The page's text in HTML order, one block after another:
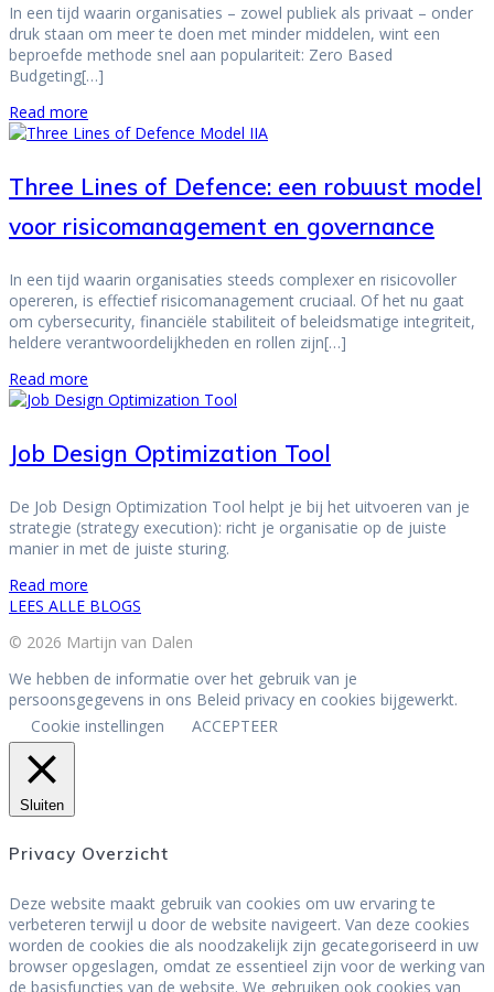
In een tijd waarin organisaties – zowel publiek als privaat – onder
druk staan om meer te doen met minder middelen, wint een
beproefde methode snel aan populariteit: Zero Based
Budgeting[…]
Read more
Three Lines of Defence: een robuust model
voor risicomanagement en governance
In een tijd waarin organisaties steeds complexer en risicovoller
opereren, is effectief risicomanagement cruciaal. Of het nu gaat
om cybersecurity, financiële stabiliteit of beleidsmatige integriteit,
heldere verantwoordelijkheden en rollen zijn[…]
Read more
Job Design Optimization Tool
De Job Design Optimization Tool helpt je bij het uitvoeren van je
strategie (strategy execution): richt je organisatie op de juiste
manier in met de juiste sturing.
Read more
LEES ALLE BLOGS
© 2026 Martijn van Dalen
We hebben de informatie over het gebruik van je
persoonsgegevens in ons Beleid privacy en cookies bijgewerkt.
Cookie instellingen
ACCEPTEER
Sluiten
Privacy Overzicht
Deze website maakt gebruik van cookies om uw ervaring te
verbeteren terwijl u door de website navigeert. Van deze cookies
worden de cookies die als noodzakelijk zijn gecategoriseerd in uw
browser opgeslagen, omdat ze essentieel zijn voor de werking van
de basisfuncties van de website. We gebruiken ook cookies van